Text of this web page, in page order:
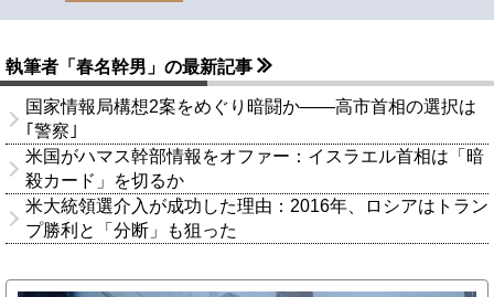
執筆者「春名幹男」の最新記事
国家情報局構想2案をめぐり暗闘か――高市首相の選択は
｢警察｣
米国がハマス幹部情報をオファー：イスラエル首相は「暗
殺カード」を切るか
米大統領選介入が成功した理由：2016年、ロシアはトラン
プ勝利と「分断」も狙った